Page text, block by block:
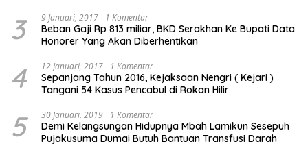
3 9 Januari, 2017 1 Komentar
Beban Gaji Rp 813 miliar, BKD Serakhan Ke Bupati Data
Honorer Yang Akan Diberhentikan
4 12 Januari, 2017 1 Komentar
Sepanjang Tahun 2016, Kejaksaan Nengri ( Kejari )
Tangani 54 Kasus Pencabul di Rokan Hilir
5 30 Januari, 2019 1 Komentar
Demi Kelangsungan Hidupnya Mbah Lamikun Sesepuh
Pujakusuma Dumai Butuh Bantuan Transfusi Darah